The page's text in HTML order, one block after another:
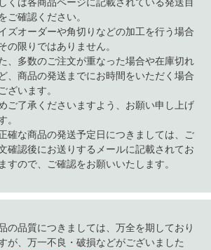
ご確認ください。
ズオーダーや角切りなどの加工を行う場合
の限りではありません。
、多数のご注文が重なった場合や在庫切れ
、商品の発送までにお時間をいただく場合
ざいます。
ご了承くださいますよう、お願い申し上げ
。
確な商品の発送予定日につきましては、ご
確認後にお送りするメールに記載されてお
すので、ご確認をお願いいたします。
の品質につきましては、万全を期しており
が、万一不良・破損などがございました